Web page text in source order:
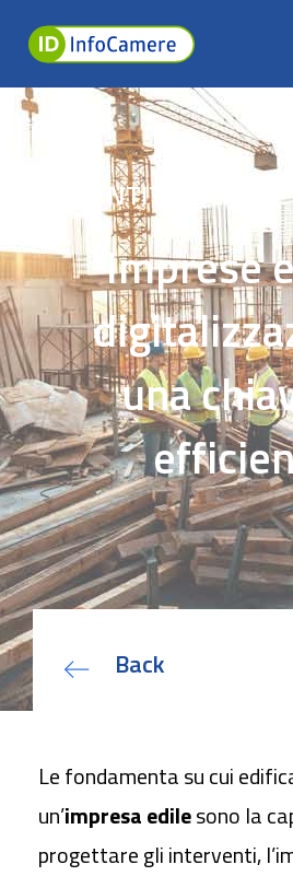
EUDI
in
con
IDENTITÀ
Imprese
una
Back
Le fondamenta su cui
un’impresa edilesono la
progettare gli interventi,